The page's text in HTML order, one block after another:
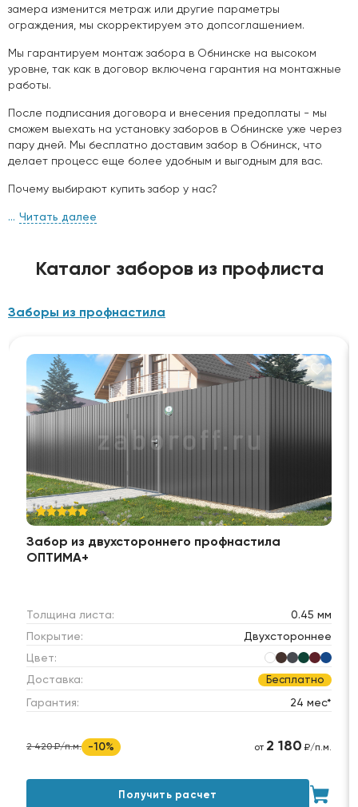
замера изменится метраж или другие параметры
ограждения, мы скорректируем это допсоглашением.
Мы гарантируем монтаж забора в Обнинске на высоком
уровне, так как в договор включена гарантия на монтажные
работы.
После подписания договора и внесения предоплаты - мы
сможем выехать на установку заборов в Обнинске уже через
пару дней. Мы бесплатно доставим забор в Обнинск, что
делает процесс еще более удобным и выгодным для вас.
Почему выбирают купить забор у нас?
Читать далее
Каталог заборов из профлиста
Заборы из профнастила
Забор из двухстороннего профнастила
ОПТИМА+
Толщина листа:
0.45 мм
Покрытие:
Двухстороннее
Цвет:
Доставка:
Бесплатно
Гарантия: 24 мес*
2 420 ₽/п.м. -10% от 2 180 ₽/п.м.
Получить расчет